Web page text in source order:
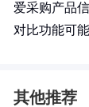
爱采购产品
对比功能可
其他推荐